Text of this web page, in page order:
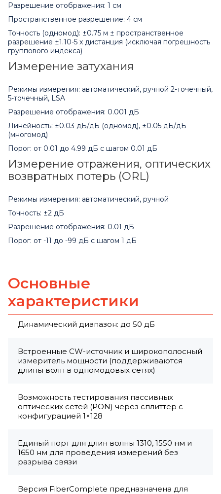
Разрешение отображения: 1 см
Пространственное разрешение: 4 см
Точность (одномод): ±0.75 м ± пространственное
разрешение ±1.10-5 x дистанция (исключая погрешность
группового индекса)
Измерение затухания
Режимы измерения: автоматический, ручной 2-точечный,
5-точечный, LSA
Разрешение отображения: 0.001 дБ
Линейность: ±0.03 дБ/дБ (одномод), ±0.05 дБ/дБ
(многомод)
Порог: от 0.01 до 4.99 дБ с шагом 0.01 дБ
Измерение отражения, оптических
возвратных потерь (ORL)
Режимы измерения: автоматический, ручной
Точность: ±2 дБ
Разрешение отображения: 0.01 дБ
Порог: от -11 до -99 дБ с шагом 1 дБ
Основные
характеристики
Динамический диапазон: до 50 дБ
Встроенные CW-источник и широкополосный
измеритель мощности (поддерживаются
длины волн в одномодовых сетях)
Возможность тестирования пассивных
оптических сетей (PON) через сплиттер с
конфигурацией 1×128
Единый порт для длин волны 1310, 1550 нм и
1650 нм для проведения измерений без
разрыва связи
Версия FiberComplete предназначена для